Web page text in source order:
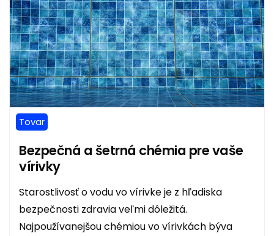
Tovar
Bezpečná a šetrná chémia pre vaše
vírivky
Starostlivosť o vodu vo vírivke je z hľadiska
bezpečnosti zdravia veľmi dôležitá.
Najpoužívanejšou chémiou vo vírivkách býva